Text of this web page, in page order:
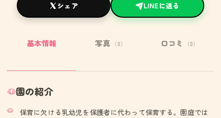
シェア LINEに送る
基本情報 写真 （0） 口コミ （0）
園の紹介
保育に欠ける乳幼児を保護者に代わって保育する。園庭では